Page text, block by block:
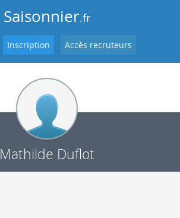
Saisonnier.fr
Inscription Accès recruteurs
Mathilde Duflot